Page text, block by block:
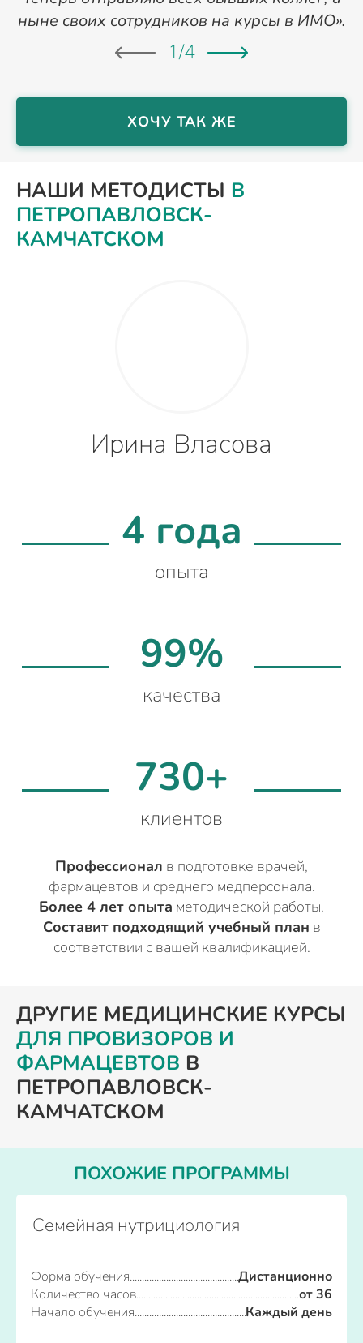
ныне своих сотрудников на курсы в ИМО».
1/4
ХОЧУ ТАК ЖЕ
НАШИ МЕТОДИСТЫ В
ПЕТРОПАВЛОВСК-
КАМЧАТСКОМ
Ирина Власова
4 года
опыта
99%
качества
730+
клиентов
Профессионал в подготовке врачей,
фармацевтов и среднего медперсонала.
Более 4 лет опыта методической работы.
Составит подходящий учебный план в
соответствии с вашей квалификацией.
ДРУГИЕ МЕДИЦИНСКИЕ КУРСЫ
ДЛЯ ПРОВИЗОРОВ И
ФАРМАЦЕВТОВ В
ПЕТРОПАВЛОВСК-
КАМЧАТСКОМ
ПОХОЖИЕ ПРОГРАММЫ
Семейная нутрициология
Форма обучения
Дистанционно
Количество часов
от 36
Начало обучения
Каждый день